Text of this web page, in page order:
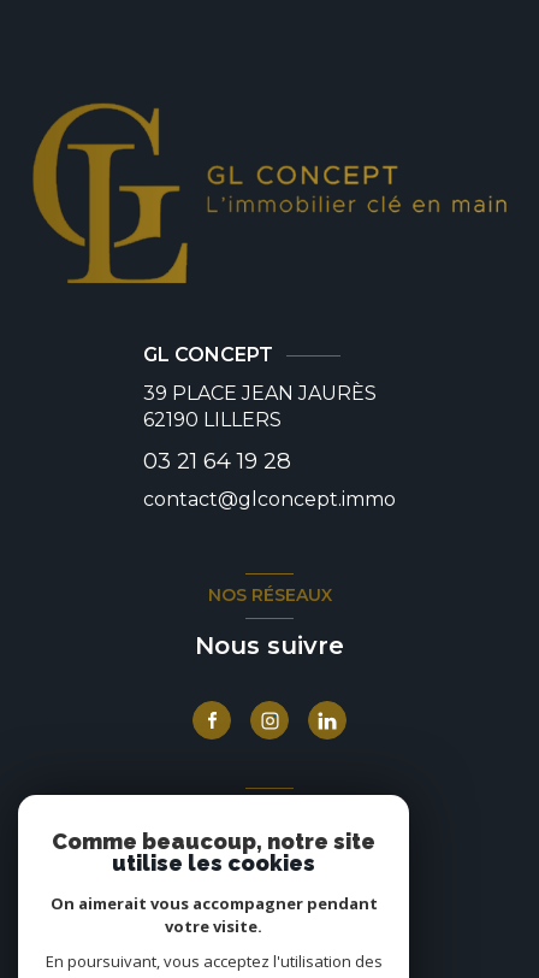
GL CONCEPT
39 PLACE JEAN JAURÈS
62190 LILLERS
03 21 64 19 28
contact@glconcept.immo
NOS RÉSEAUX
Nous suivre
Nous adhérons
Comme beaucoup, notre site
utilise les cookies
On aimerait vous accompagner pendant
votre visite.
En poursuivant, vous acceptez l'utilisation des